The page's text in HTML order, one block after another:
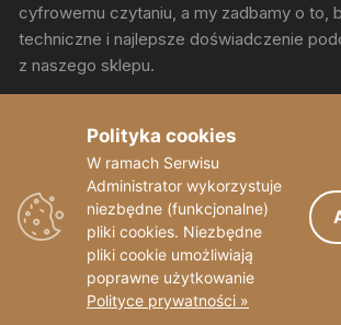
cyfrowemu czytaniu, a my zadbamy o to,
techniczne i najlepsze doświadczenie
z naszego sklepu.
ul. Chorzowska 150, Katowice
sekretariat@eReaders.pl
Copyright © eReaders 2023
Polityka cookies
W ramach Serwisu
Administrator wykorzystuje
niezbędne (funkcjonalne)
pliki cookies. Niezbędne
pliki cookie umożliwiają
poprawne użytkowanie
Polityce prywatności »